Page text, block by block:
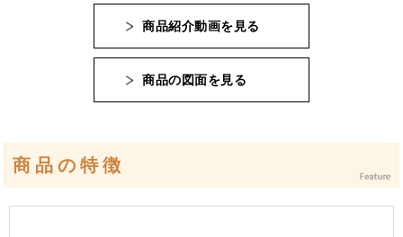
商品紹介動画を見る
商品の図面を見る
商品の特徴